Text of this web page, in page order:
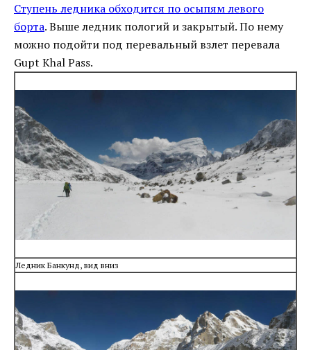
Ступень ледника обходится по осыпям левого
борта. Выше ледник пологий и закрытый. По нему
можно подойти под перевальный взлет перевала
Gupt Khal Pass.
Ледник Банкунд, вид вниз